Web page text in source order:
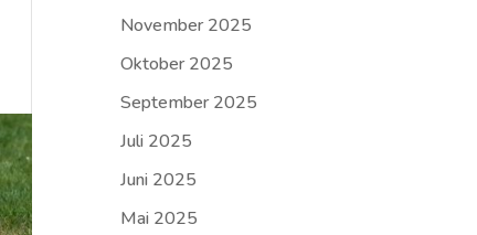
November 2025
Oktober 2025
September 2025
Juli 2025
Juni 2025
Mai 2025